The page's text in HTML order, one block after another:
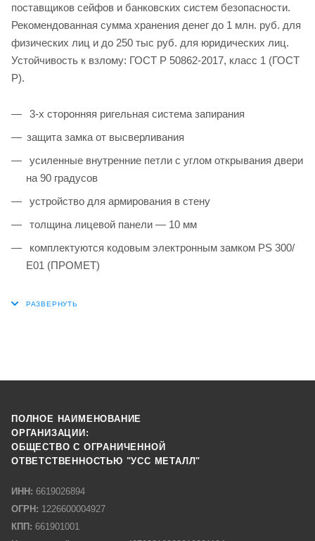
поставщиков сейфов и банковских систем безопасности.
Рекомендованная сумма хранения денег до 1 млн. руб. для
физических лиц и до 250 тыс руб. для юридических лиц.
Устойчивость к взлому: ГОСТ Р 50862-2017, класс 1 (ГОСТ
Р).
3-х сторонняя ригельная система запирания
защита замка от высверливания
усиленные внутренние петли с углом открывания двери
на 90 градусов
устройство для армирования в стену
толщина лицевой панели — 10 мм
комплектуются кодовым электронным замком PS 300/
Е01 (ПРОМЕТ)
ПОЛНОЕ НАИМЕНОВАНИЕ
ОРГАНИЗАЦИИ:
ОБЩЕСТВО С ОГРАНИЧЕННОЙ
ОТВЕТСТВЕННОСТЬЮ "УСС МЕТАЛЛ"
ИНН: 6619026894
ОГРН: 1226600004927
КПП: 661901001